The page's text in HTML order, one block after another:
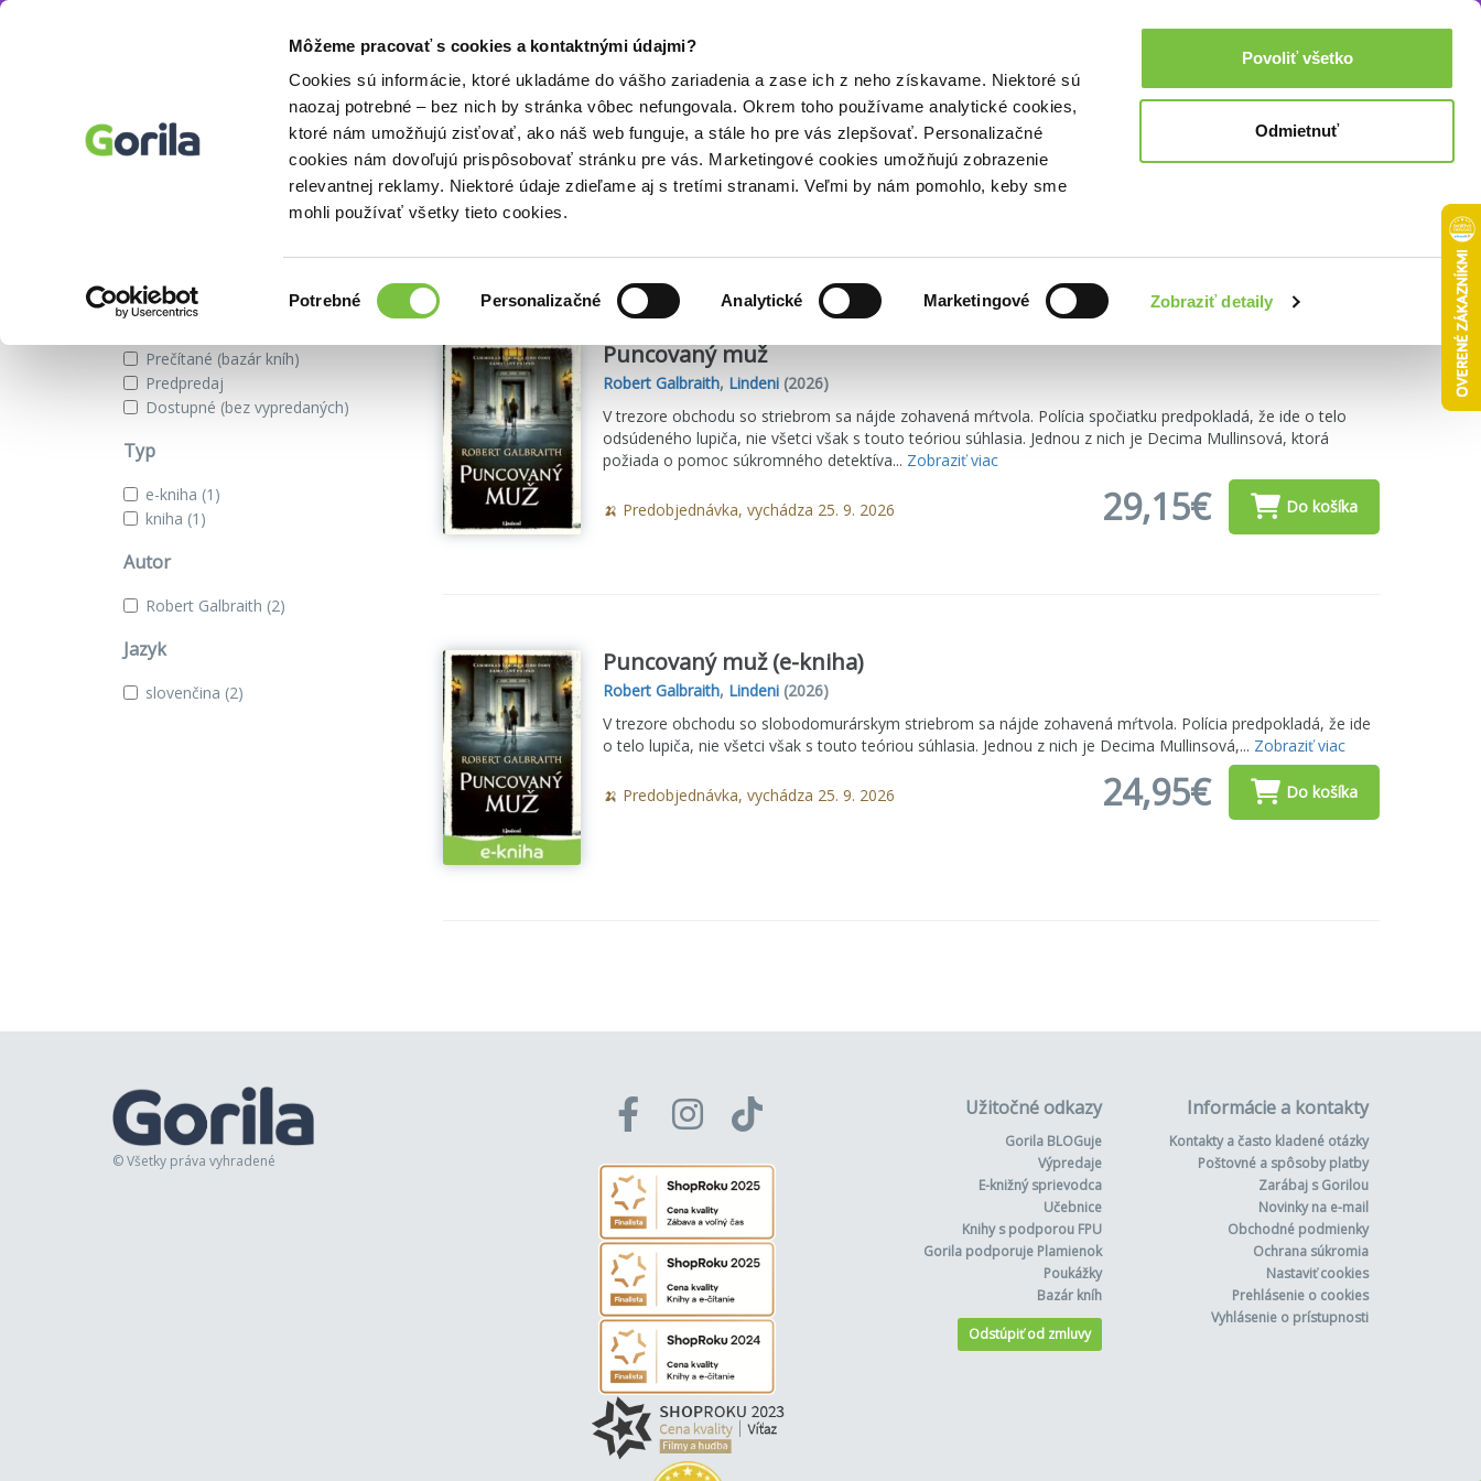
Môžeme pracovať s cookies a kontaktnými údajmi?
Cookies sú informácie, ktoré ukladáme do vášho zariadenia a zase ich z neho získavame. Niektoré sú
naozaj potrebné – bez nich by stránka vôbec nefungovala. Okrem toho používame analytické cookies,
ktoré nám umožňujú zisťovať, ako náš web funguje, a stále ho pre vás zlepšovať. Personalizačné
cookies nám dovoľujú prispôsobovať stránku pre vás. Marketingové cookies umožňujú zobrazenie
relevantnej reklamy. Niektoré údaje zdieľame aj s tretími stranami. Veľmi by nám pomohlo, keby sme
mohli používať všetky tieto cookies.
súhlasu
Potrebné Personalizačné Analytické Marketingové Zobraziť detaily
Povoliť všetko
Odmietnuť
Doplnky Prihlásenie 0,00€
Cormoran Strike Akcie a zľavy
Najnovšie knihy zo série Cormoran Strike
Novinky
Zľavnené tituly
Prečítané (bazár kníh)
Predpredaj
Dostupné (bez vypredaných)
Typ
e-kniha (1)
kniha (1)
Autor
Robert Galbraith (2)
Jazyk
slovenčina (2)
Puncovaný muž
Robert Galbraith, Lindeni(2026)
V trezore obchodu so striebrom sa nájde zohavená mŕtvola. Polícia spočiatku predpokladá, že ide o telo
odsúdeného lupiča, nie všetci však s touto teóriou súhlasia. Jednou z nich je Decima Mullinsová, ktorá
požiada o pomoc súkromného detektíva... Zobraziť viac
🍌 Predobjednávka, vychádza 25. 9. 2026 29,15€ Do košíka
Puncovaný muž (e-kniha)
Robert Galbraith, Lindeni(2026)
V trezore obchodu so slobodomurárskym striebrom sa nájde zohavená mŕtvola. Polícia predpokladá, že ide
o telo lupiča, nie všetci však s touto teóriou súhlasia. Jednou z nich je Decima Mullinsová,... Zobraziť viac
🍌 Predobjednávka, vychádza 25. 9. 2026 24,95€ Do košíka
© Všetky práva vyhradené
Užitočné odkazy
Gorila BLOGuje
Výpredaje
E-knižný sprievodca
Učebnice
Knihy s podporou FPU
Gorila podporuje Plamienok
Poukážky
Bazár kníh
Odstúpiť od zmluvy
Informácie a kontakty
Kontakty a často kladené otázky
Poštovné a spôsoby platby
Zarábaj s Gorilou
Novinky na e-mail
Obchodné podmienky
Ochrana súkromia
Nastaviť cookies
Prehlásenie o cookies
Vyhlásenie o prístupnosti